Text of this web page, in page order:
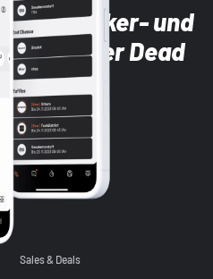
Sneaker- und
mit der Dead
Sales & Deals